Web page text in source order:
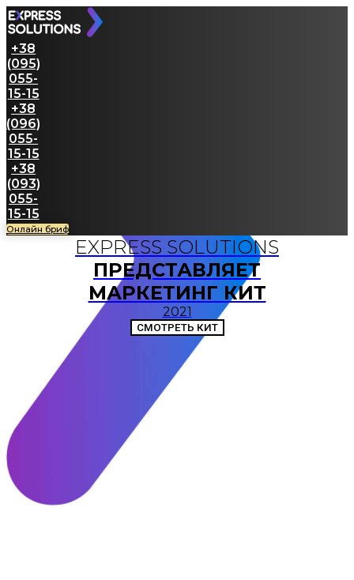
+38
(095)
055-
15-15
+38
(096)
055-
15-15
+38
(093)
055-
15-15
Онлайн бриф
EXPRESS SOLUTIONS
ПРЕДСТАВЛЯЕТ
МАРКЕТИНГ КИТ
2021
СМОТРЕТЬ КИТ